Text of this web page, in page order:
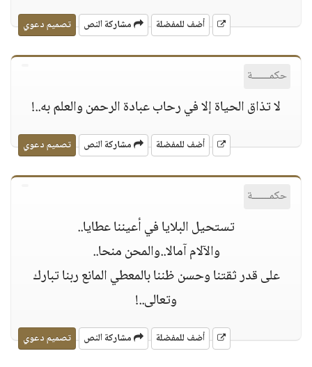
أضف للمفضلة مشاركة النص تصميم دعوي
حكمــــــة
ﻻ تذاق الحياة إﻻ في رحاب عبادة الرحمن والعلم به..!
أضف للمفضلة مشاركة النص تصميم دعوي
حكمــــــة
تستحيل البلايا في أعيننا عطايا..
واﻵﻻم آماﻻ..والمحن منحا..
على قدر ثقتنا وحسن ظننا بالمعطي المانع ربنا تبارك
وتعالى..!
أضف للمفضلة مشاركة النص تصميم دعوي